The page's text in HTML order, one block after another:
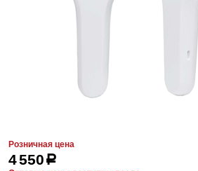
Розничная цена
4 550р